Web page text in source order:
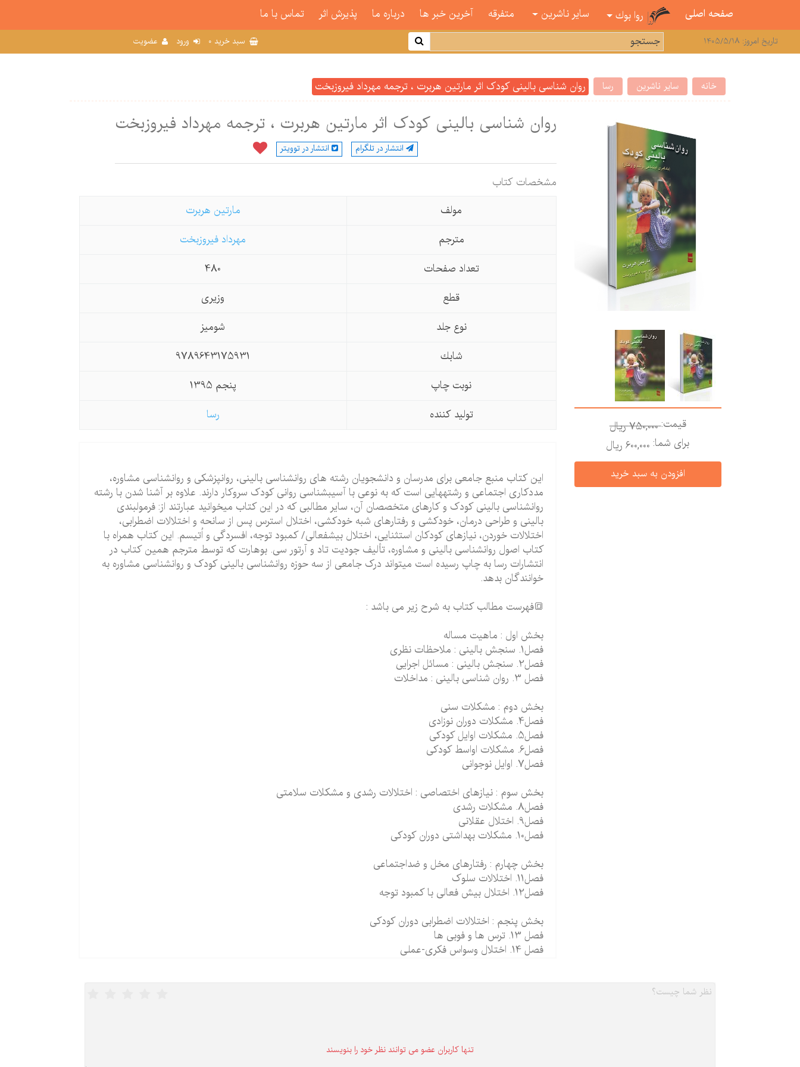
صفحه اصلی روا بوك سایر ناشرین متفرقه آخرین خبر ها درباره ما پذیرش اثر تماس با ما
تاریخ امروز: 1405/5/18 سبد خرید 0 ورود عضویت
خانه سایر ناشرین رسا روان شناسی بالینی کودک اثر مارتین هربرت ، ترجمه مهرداد فیروزبخت
قیمت:750,000 ريال
برای شما: 600,000 ريال
روان شناسی بالینی کودک اثر مارتین هربرت ، ترجمه مهرداد فیروزبخت
انتشار در تلگرام انتشار در توویتر
مشخصات كتاب
مولف
مارتین هربرت
مترجم
مهرداد فیروزبخت
تعداد صفحات
480
قطع
وزیری
نوع جلد
شومیز
شابك
9789643175931
نوبت چاپ
پنجم 1395
تولید كننده
رسا
این کتاب منبع جامعی برای مدرسان و دانشجویان رشته‏ های روان‏شناسی بالینی، روانپزشکی و روان‏شناسی مشاوره،
مددکاری اجتماعی و رشته‏هایی است که به نوعی با آسیب‏شناسی روانی کودک سروکار دارند. علاوه بر آشنا شدن با رشته
روان‏شناسی بالینی کودک و کارهای متخصصان آن، سایر مطالبی که در این کتاب می‏خوانید عبارتند از: فرمول‏بندی
بالینی و طراحی درمان، خودکشی و رفتارهای شبه خودکشی، اختلال استرس پس از سانحه و اختلالات اضطرابی،
اختلالات خوردن، نیازهای کودکان استثنایی، اختلال بیش‏فعالی/ کمبود توجه، افسردگی و اُتیسم. این کتاب همراه با
کتاب اصول روان‏شناسی بالینی و مشاوره، تألیف جودیت تاد و آرتور سی. بوهارت که توسط مترجم همین کتاب در
انتشارات رسا به چاپ رسیده است می‏تواند درک جامعی از سه حوزه روان‏شناسی بالینی کودک و روان‏شناسی مشاوره به
خوانندگان بدهد.
🔳فهرست مطالب کتاب به شرح زیر می باشد :
بخش اول : ماهیت مساله
فصل1. سنجش بالینی : ملاحظات نظری
فصل2. سنجش بالینی : مسائل اجرایی
فصل 3. روان شناسی بالینی : مداخلات
بخش دوم : مشکلات سنی
فصل4. مشکلات دوران نوزادی
فصل5. مشکلات اوایل کودکی
فصل6. مشکلات اواسط کودکی
فصل7. اوایل نوجوانی
بخش سوم : نیازهای اختصاصی : اختلالات رشدی و مشکلات سلامتی
فصل8. مشکلات رشدی
فصل9. اختلال عقلانی
فصل10. مشکلات بهداشتی دوران کودکی
بخش چهارم : رفتارهای مخل و ضداجتماعی
فصل11. اختلالات سلوک
فصل12. اختلال بیش فعالی با کمبود توجه
بخش پنجم : اختلالات اضطرابی دوران کودکی
فصل 13. ترس ها و فوبی ها
فصل 14. اختلال وسواس فکری-عملی
تنها كاربران عضو می توانند نظر خود را بنویسند